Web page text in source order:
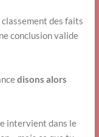
classement des faits
conclusion valide
disons alors
intervient dans le